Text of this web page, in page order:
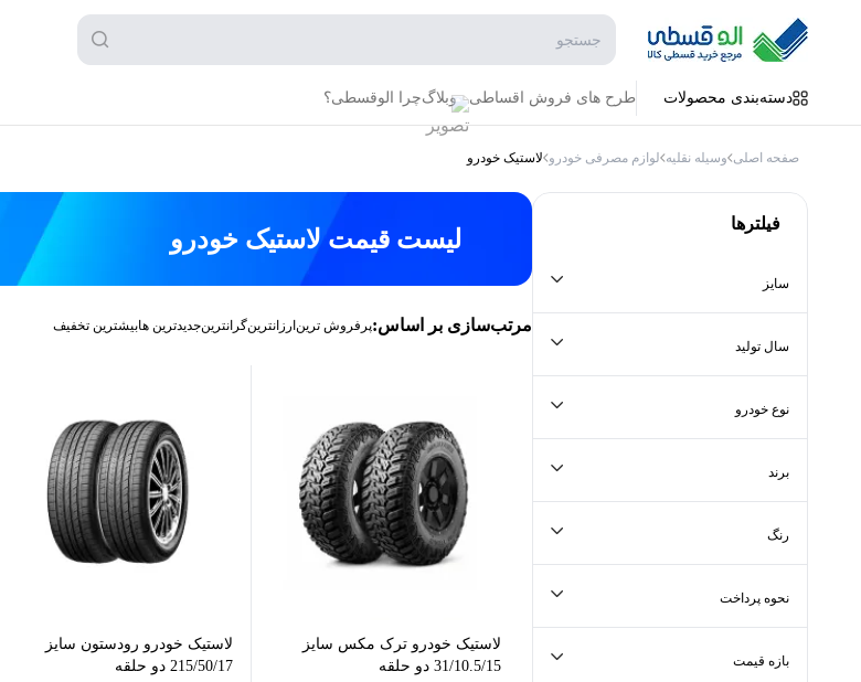
جستجو در فروشگاه
دسته‌بندی محصولات طرح های فروش اقساطی وبلاگچرا الوقسطی؟
صفحه اصلی وسیله نقلیه لوازم مصرفی خودرو لاستیک خودرو
فیلترها
سایز
سال تولید
نوع خودرو
برند
رنگ
نحوه پرداخت
بازه قیمت
لیست قیمتلاستیک خودرو
مرتب‌سازی بر اساس:پرفروش ترینارزانترینگرانترینجدیدترین هابیشترین تخفیف
لاستیک خودرو ترک مکس سایز
31/10.5/15 دو حلقه
لاستیک خودرو رودستون سایز
215/50/17 دو حلقه